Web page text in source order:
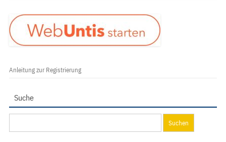
Anleitung zur Registrierung
Suche
nach: